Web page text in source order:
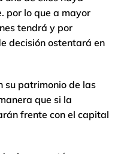
por lo que a mayor
tendrá y por
decisión ostentará en
su patrimonio de las
que si la
frente con el capital